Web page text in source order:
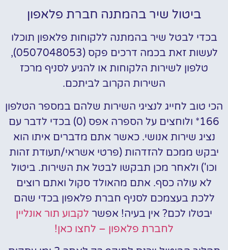
ביטול שיר בהמתנה חברת פלאפון
בכדי לבטל שיר בהמתנה ללקוחות פלאפון תוכלו
לעשות זאת בכמה דרכים פקס (0507048053),
טלפון לשירות הלקוחות או להגיע לסניף מרכז
השירות הקרוב לביתכם.
הכי טוב לחייג לנציגי השירות שלהם במספר הטלפון
166* ולוחצים על הספרה אפס (0) בכדי לדבר עם
נציג שירות אנושי. כאשר אתם מדברים איתו הוא
יבקש ממכם להזדהות (פרטי אשראי/תעודת זהות
וכו') ולאחר מכן תבקשו לבטל את השירות. ביטול
לא עולה כסף. אתם מהאולד סקול ואתם רוצים
ללכת בעצמכם לסניף חברת פלאפון בכדי שהם
יבטלו לכם? אין בעיה! אפשר לקבוע תור אונליין
לחברת פלאפון – לחצו כאן!